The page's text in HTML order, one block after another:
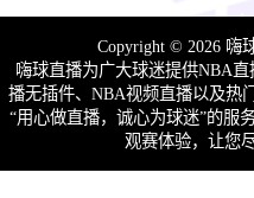
Copyright © 2026 嗨
嗨球直播为广大球迷提供NBA
播无插件、NBA视频直播以及热
“用心做直播，诚心为球迷”的服
观赛体验，让您